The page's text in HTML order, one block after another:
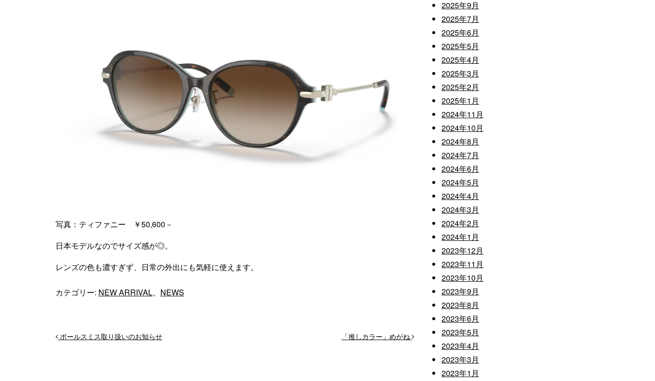
写真：ティファニー ￥50,600－
日本モデルなのでサイズ感が◎。
レンズの色も濃すぎず、日常の外出にも気軽に使えます。
カテゴリー: NEW ARRIVAL、 NEWS
投稿ナビゲーション
ポールスミス取り扱いのお知らせ 「推しカラー」めがね
2025年9月
2025年7月
2025年6月
2025年5月
2025年4月
2025年3月
2025年2月
2025年1月
2024年11月
2024年10月
2024年8月
2024年7月
2024年6月
2024年5月
2024年4月
2024年3月
2024年2月
2024年1月
2023年12月
2023年11月
2023年10月
2023年9月
2023年8月
2023年6月
2023年5月
2023年4月
2023年3月
2023年1月